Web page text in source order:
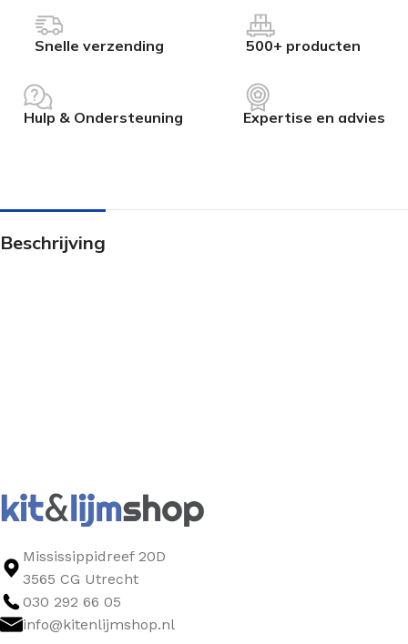
Snelle verzending 500+ producten
Hulp & Ondersteuning Expertise en advies
Beschrijving
Mississippidreef 20D
3565 CG Utrecht
030 292 66 05
info@kitenlijmshop.nl